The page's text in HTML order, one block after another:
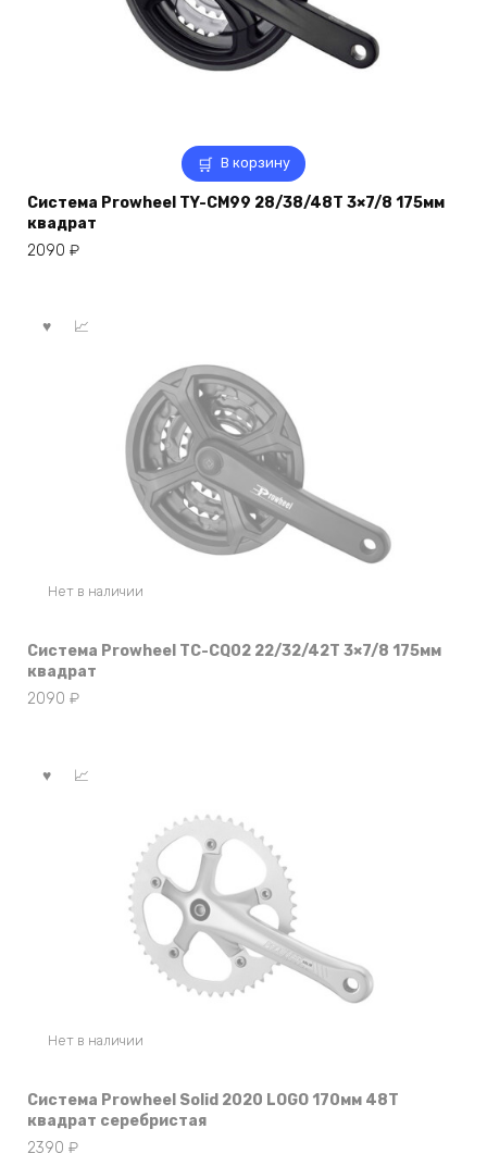
В корзину
Система Prowheel TY-CM99 28/38/48T 3×7/8 175мм
квадрат
2090 ₽
Нет в наличии
Система Prowheel TC-CQ02 22/32/42T 3×7/8 175мм
квадрат
2090 ₽
Нет в наличии
Система Prowheel Solid 2020 LOGO 170мм 48Т
квадрат серебристая
2390 ₽